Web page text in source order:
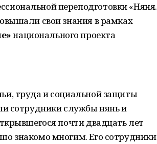
переподготовки «Няня.
свои знания в рамках
национального проекта
труда и социальной защиты
сотрудники службы нянь и
почти двадцать лет
знакомо многим. Его сотрудники